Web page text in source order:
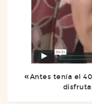
Antes tenía el